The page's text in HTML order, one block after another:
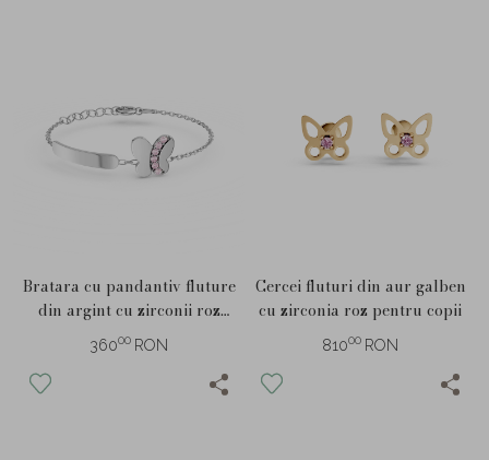
Bratara cu pandantiv fluture
din argint cu zirconii roz
pentru copii
36000 RON
Cercei fluturi din aur galben
cu zirconia roz pentru copii
81000 RON